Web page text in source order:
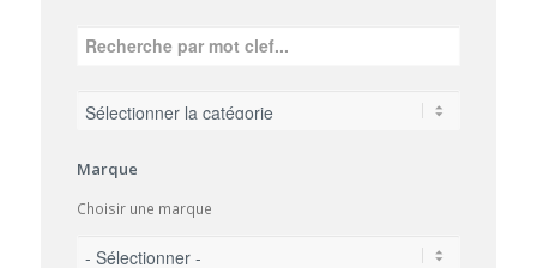
Marque
Choisir une marque